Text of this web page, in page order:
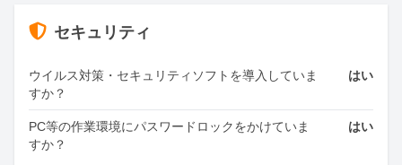
セキュリティ
ウイルス対策・セキュリティソフトを導入していま
すか？
はい
PC等の作業環境にパスワードロックをかけていま
すか？
はい